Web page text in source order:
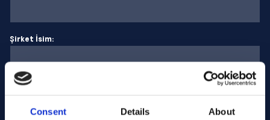
Consent Details About
Şirket İsim:
Miktar girin